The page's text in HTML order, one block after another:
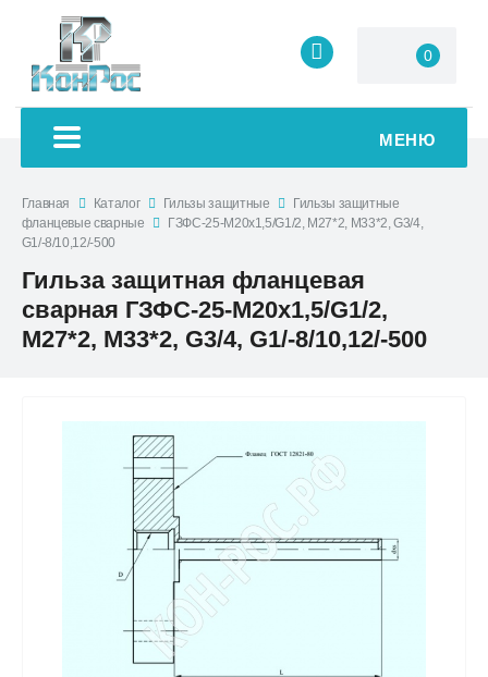
0
МЕНЮ
Главная Каталог Гильзы защитные
Гильзы защитные
фланцевые сварные
ГЗФС-25-М20х1,5/G1/2, М27*2, М33*2, G3/4,
G1/-8/10,12/-500
Гильза защитная фланцевая
сварная ГЗФС-25-М20х1,5/G1/2,
М27*2, М33*2, G3/4, G1/-8/10,12/-500